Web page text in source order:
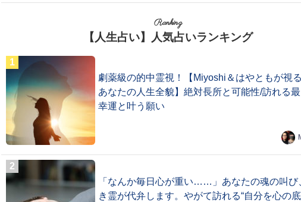
Ranking
【人生占い】人気占いランキング
劇薬級の的中霊視！【Miyoshi＆はやともが視
あなたの人生全貌】絶対長所と可能性/訪れる
幸運と叶う願い
「なんか毎日心が重い……」あなたの魂の叫び
き霊が代弁します。やがて訪れる“自分を心の